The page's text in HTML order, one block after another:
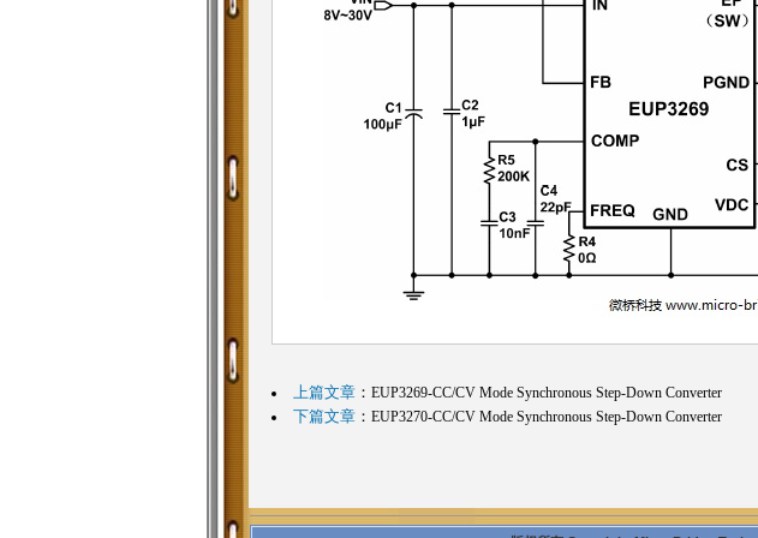
上篇文章： EUP3269-CC/CV Mode Synchronous Step-Down Converter
下篇文章： EUP3270-CC/CV Mode Synchronous Step-Down Converter